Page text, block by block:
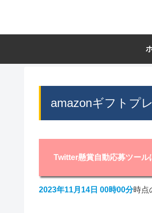
amazonギフトプ
Twitter懸賞自動応募ツール
2023年11月14日 00時00分時点